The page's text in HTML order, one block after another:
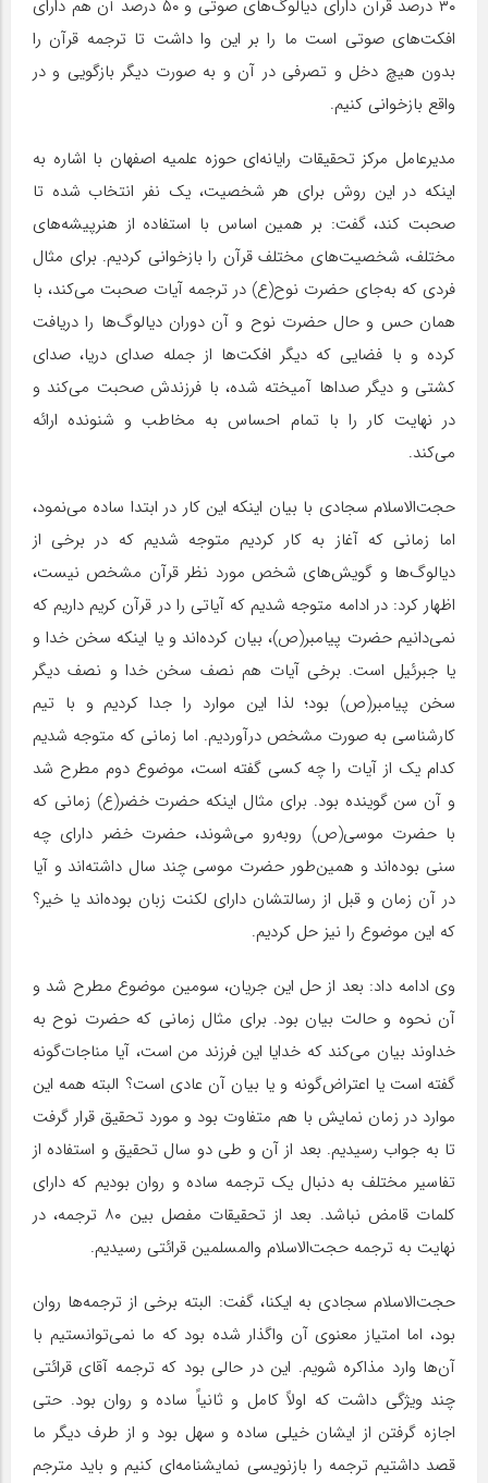
۳۰ درصد قرآن دارای دیالوگ‌های صوتی و ۵۰ درصد آن هم دارای
افکت‌های صوتی است ما را بر این وا داشت تا ترجمه قرآن را
بدون هیچ دخل و تصرفی در آن و به صورت دیگر بازگویی و در
واقع بازخوانی کنیم.
مدیرعامل مرکز تحقیقات رایانه‌ای حوزه علمیه اصفهان با اشاره به
اینکه در این روش برای هر شخصیت، یک نفر انتخاب شده تا
صحبت کند، گفت: بر همین اساس با استفاده از هنرپیشه‌های
مختلف، شخصیت‌های مختلف قرآن را بازخوانی کردیم. برای مثال
فردی که به‌جای حضرت نوح(ع) در ترجمه آیات صحبت می‌کند، با
همان حس و حال حضرت نوح و آن دوران دیالوگ‌ها را دریافت
کرده و با فضایی که دیگر افکت‌ها از جمله صدای دریا، صدای
کشتی و دیگر صدا‌ها آمیخته شده، با فرزندش صحبت می‌کند و
در نهایت کار را با تمام احساس به مخاطب و شنونده ارائه
می‌کند.
حجت‌الاسلام سجادی با بیان اینکه این کار در ابتدا ساده می‌نمود،
اما زمانی که آغاز به کار کردیم متوجه شدیم که در برخی از
دیالوگ‌ها و گویش‌های شخص مورد نظر قرآن مشخص نیست،
اظهار کرد: در ادامه متوجه شدیم که آیاتی را در قرآن کریم داریم که
نمی‌دانیم حضرت پیامبر(ص)، بیان کرده‌اند و یا اینکه سخن خدا و
یا جبرئیل است. برخی آیات هم نصف سخن خدا و نصف دیگر
سخن پیامبر(ص) بود؛ لذا این‌ موارد را جدا کردیم و با تیم
کارشناسی به صورت مشخص درآوردیم. اما زمانی که متوجه شدیم
کدام یک از آیات را چه کسی گفته است، موضوع دوم مطرح شد
و آن سن گوینده بود. برای مثال اینکه حضرت خضر(ع) زمانی که
با حضرت موسی(ص) روبه‌رو می‌شوند، حضرت خضر دارای چه
سنی بوده‌اند و همین‌طور حضرت موسی چند سال داشته‌اند و آیا
در آن زمان و قبل از رسالتشان دارای لکنت زبان بوده‌اند یا خیر؟
که این موضوع را نیز حل کردیم.
وی ادامه داد: بعد از حل این جریان، سومین موضوع مطرح شد و
آن نحوه و حالت بیان بود. برای مثال زمانی که حضرت نوح به‌
خداوند بیان می‌کند که خدایا این فرزند من است، آیا مناجات‌گونه
گفته است یا اعتراض‌گونه و یا بیان آن عادی است؟ البته همه این‌
موارد در زمان نمایش با‌ هم متفاوت بود و مورد تحقیق قرار گرفت
تا به جواب رسیدیم. بعد از آن و طی دو سال تحقیق و استفاده از
تفاسیر مختلف به دنبال یک ترجمه ساده و روان بودیم که دارای
کلمات قامض نباشد. بعد از تحقیقات مفصل بین ۸۰ ترجمه، در
نهایت به ترجمه حجت‌الاسلام والمسلمین قرائتی رسیدیم.
حجت‌الاسلام سجادی به ایکنا، گفت: البته برخی از ترجمه‌ها روان
بود، اما امتیاز معنوی آن واگذار شده بود که ما نمی‌توانستیم با
آن‌ها وارد مذاکره شویم. این در حالی بود که ترجمه آقای قرائتی
چند ویژگی داشت که اولاً کامل و ثانیاً ساده و روان بود. حتی
اجازه گرفتن از ایشان خیلی ساده و سهل بود و از طرف‌ دیگر ما
قصد داشتیم ترجمه را بازنویسی نمایشنامه‌ای کنیم و باید مترجم